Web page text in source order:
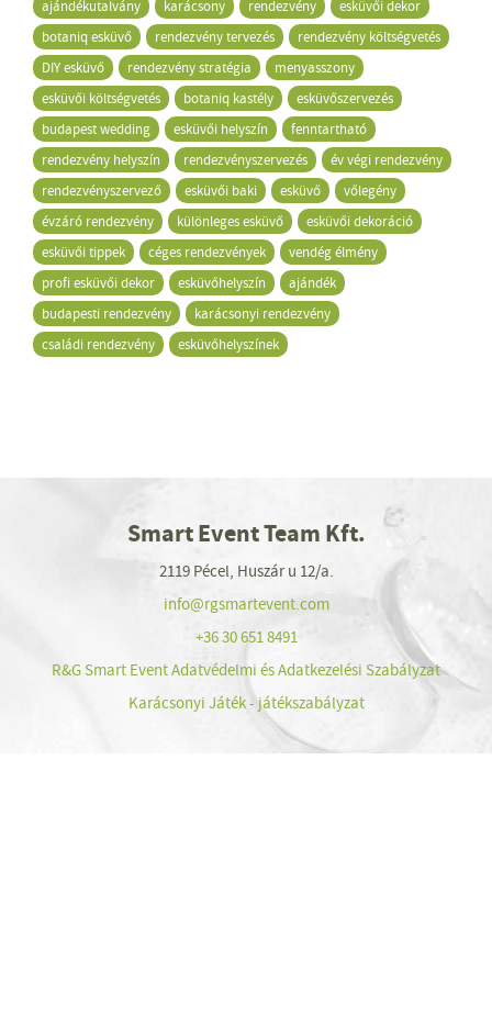
ajándékutalvány karácsony rendezvény
esküvői dekor
botaniq esküvő
rendezvény tervezés
rendezvény költségvetés
DIY esküvő
rendezvény stratégia
menyasszony
esküvői költségvetés
botaniq kastély
esküvőszervezés
budapest wedding
esküvői helyszín
fenntartható
rendezvény helyszín
rendezvényszervezés
év végi rendezvény
rendezvényszervező
esküvői baki esküvő
vőlegény
évzáró rendezvény
különleges esküvő
esküvői dekoráció
esküvői tippek
céges rendezvények
vendég élmény
profi esküvői dekor
esküvőhelyszín
ajándék
budapesti rendezvény
karácsonyi rendezvény
családi rendezvény
esküvőhelyszínek
Smart Event Team Kft.
2119 Pécel, Huszár u 12/a.
info@rgsmartevent.com
+36 30 651 8491
R&G Smart Event Adatvédelmi és Adatkezelési Szabályzat
Karácsonyi Játék - játékszabályzat